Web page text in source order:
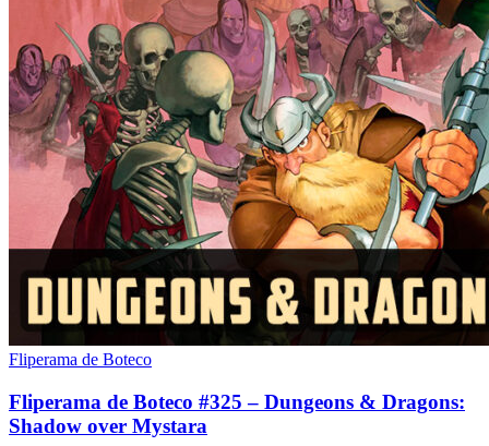
Fliperama de Boteco
Fliperama de Boteco #325 – Dungeons & Dragons:
Shadow over Mystara